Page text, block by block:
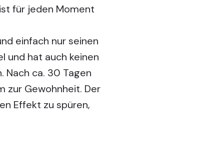
für jeden Moment
einfach nur seinen
und hat auch keinen
Nach ca. 30 Tagen
zur Gewohnheit. Der
Effekt zu spüren,